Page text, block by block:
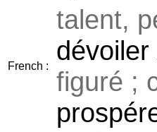
French :
talent,
figuré ;